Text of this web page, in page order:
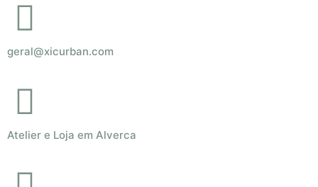
geral@xicurban.com
Atelier e Loja em Alverca